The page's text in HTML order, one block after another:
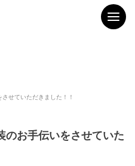
せていただきました！！
のお手伝いをさせていた